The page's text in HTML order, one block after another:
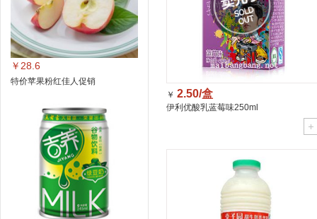
￥28.6
特价苹果粉红佳人促销
￥ 2.50/盒
伊利优酸乳蓝莓味250ml